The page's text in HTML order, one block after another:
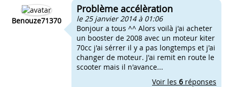
Benouze71370
Problème accélèration
le 25 janvier 2014 à 01:06
Bonjour a tous ^^ Alors voilà j'ai acheter
un booster de 2008 avec un moteur kiter
70cc j'ai sérrer il y a pas longtemps et j'ai
changer de moteur. J'ai remit en route le
scooter mais il n'avance...
Voir les 6 réponses